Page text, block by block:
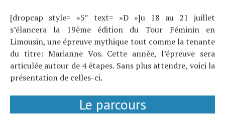
[dropcap style= »5″ text= »D »]u 18 au 21 juillet
s’élancera la 19ème édition du Tour Féminin en
Limousin, une épreuve mythique tout comme la tenante
du titre: Marianne Vos. Cette année, l’épreuve sera
articulée autour de 4 étapes. Sans plus attendre, voici la
présentation de celles-ci.
Le parcours